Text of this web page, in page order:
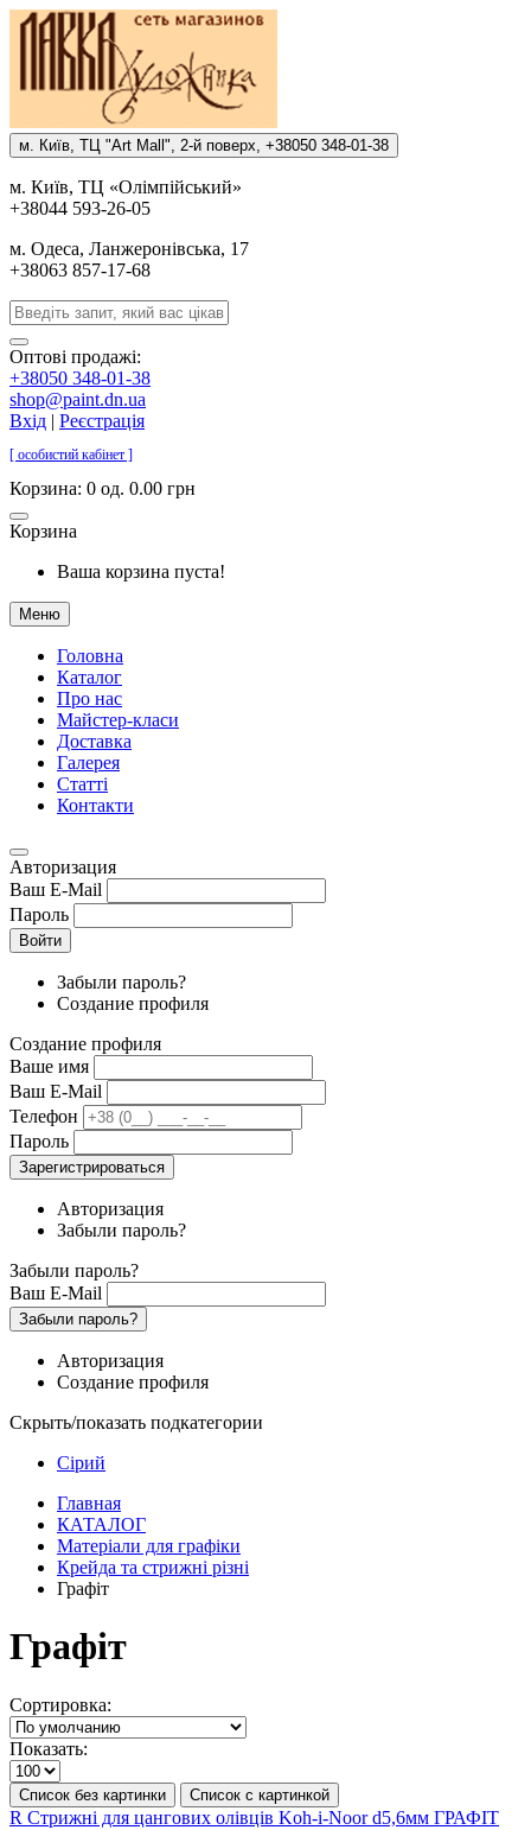
м. Киïв, ТЦ "Art Mall", 2-й поверх, +38050 348-01-38
м. Киïв, ТЦ «Олiмпiйський»
+38044 593-26-05
м. Одеса, Ланжеронiвська, 17
+38063 857-17-68
Оптові продажі:
+38050 348-01-38
shop@paint.dn.ua
Вхід | Реєстрація
[ особистий кабінет ]
Корзина: 0 од. 0.00 грн
Корзина
Ваша корзина пуста!
Меню
Головна
Каталог
Про нас
Майстер-класи
Доставка
Галерея
Статтi
Контакти
Авторизация
Ваш E-Mail
Пароль
Войти
Забыли пароль?
Создание профиля
Создание профиля
Ваше имя
Ваш E-Mail
Телефон
Пароль
Зарегистрироваться
Авторизация
Забыли пароль?
Забыли пароль?
Ваш E-Mail
Забыли пароль?
Авторизация
Создание профиля
Скрыть/показать подкатегории
Сірий
Главная
КАТАЛОГ
Матеріали для графіки
Крейда та стрижні різні
Графіт
Графіт
Сортировка:
Показать:
Список без картинки Список с картинкой
R Стрижні для цангових олівців Koh-i-Noor d5,6мм ГРАФІТ